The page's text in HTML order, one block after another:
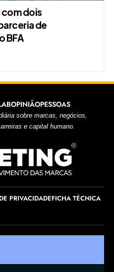
com dois
de
BFA
OPINIÃOPESSOAS
sobre marcas, negócios,
e capital humano.
PRIVACIDADEFICHA TÉCNICA